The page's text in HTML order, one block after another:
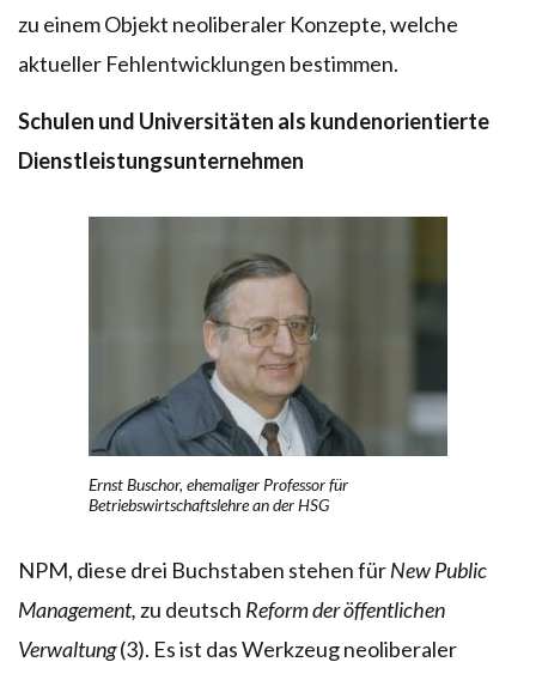
zu einem Objekt neoliberaler Konzepte, welche
aktueller Fehlentwicklungen bestimmen.
Schulen und Universitäten als kundenorientierte
Dienstleistungsunternehmen
Ernst Buschor, ehemaliger Professor für
Betriebswirtschaftslehre an der HSG
NPM, diese drei Buchstaben stehen fürNew Public
Management, zu deutsch Reform der öffentlichen
Verwaltung(3). Es ist das Werkzeug neoliberaler